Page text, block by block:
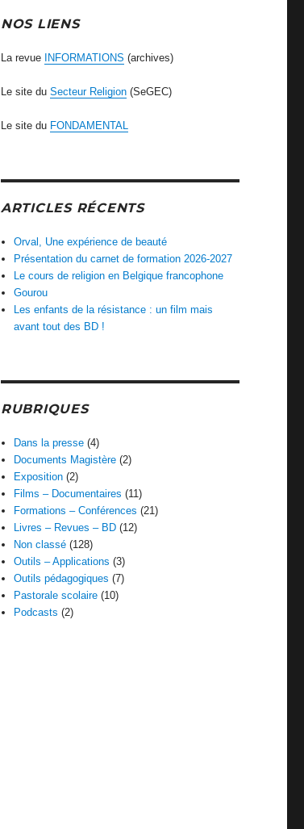
NOS LIENS
La revue INFORMATIONS (archives)
Le site du Secteur Religion(SeGEC)
Le site du FONDAMENTAL
ARTICLES RÉCENTS
Orval, Une expérience de beauté
Présentation du carnet de formation 2026-2027
Le cours de religion en Belgique francophone
Gourou
Les enfants de la résistance : un film mais
avant tout des BD !
RUBRIQUES
Dans la presse (4)
Documents Magistère (2)
Exposition (2)
Films – Documentaires (11)
Formations – Conférences (21)
Livres – Revues – BD (12)
Non classé (128)
Outils – Applications (3)
Outils pédagogiques (7)
Pastorale scolaire (10)
Podcasts (2)